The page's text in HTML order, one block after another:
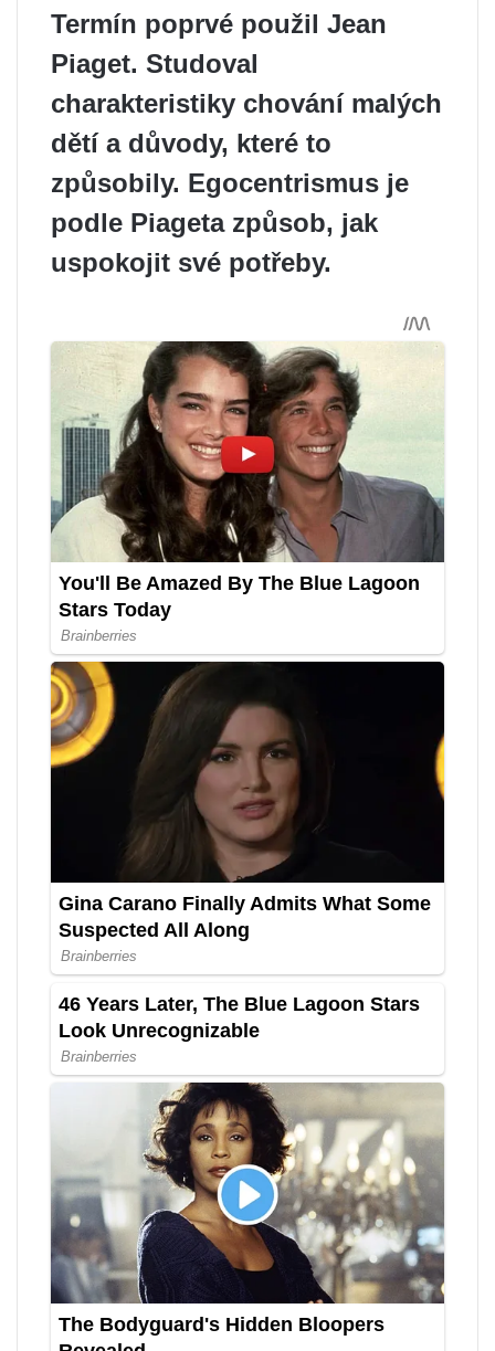
Termín poprvé použil Jean
Piaget. Studoval
charakteristiky chování malých
dětí a důvody, které to
způsobily. Egocentrismus je
podle Piageta způsob, jak
uspokojit své potřeby.